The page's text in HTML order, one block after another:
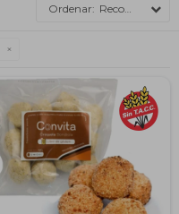
Recomendados